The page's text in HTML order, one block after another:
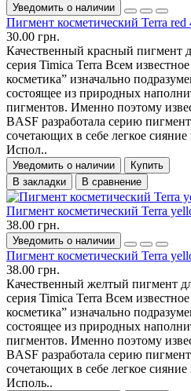
Уведомить о наличии
Пигмент косметический Terra red
30.00 грн.
Качественный красный пигмент
серия Timica Terra Всем
косметика” изначально
состоящее из природных
пигментов. Именно поэтому
BASF разработала серию
сочетающих в себе легкое
Испол..
Уведомить о наличии
Купить
В закладки
В сравнение
Пигмент косметический Terra
38.00 грн.
Уведомить о наличии
Пигмент косметический Terra
38.00 грн.
Качественный желтый пигмент
серия Timica Terra Всем
косметика” изначально
состоящее из природных
пигментов. Именно поэтому
BASF разработала серию
сочетающих в себе легкое
Исполь..